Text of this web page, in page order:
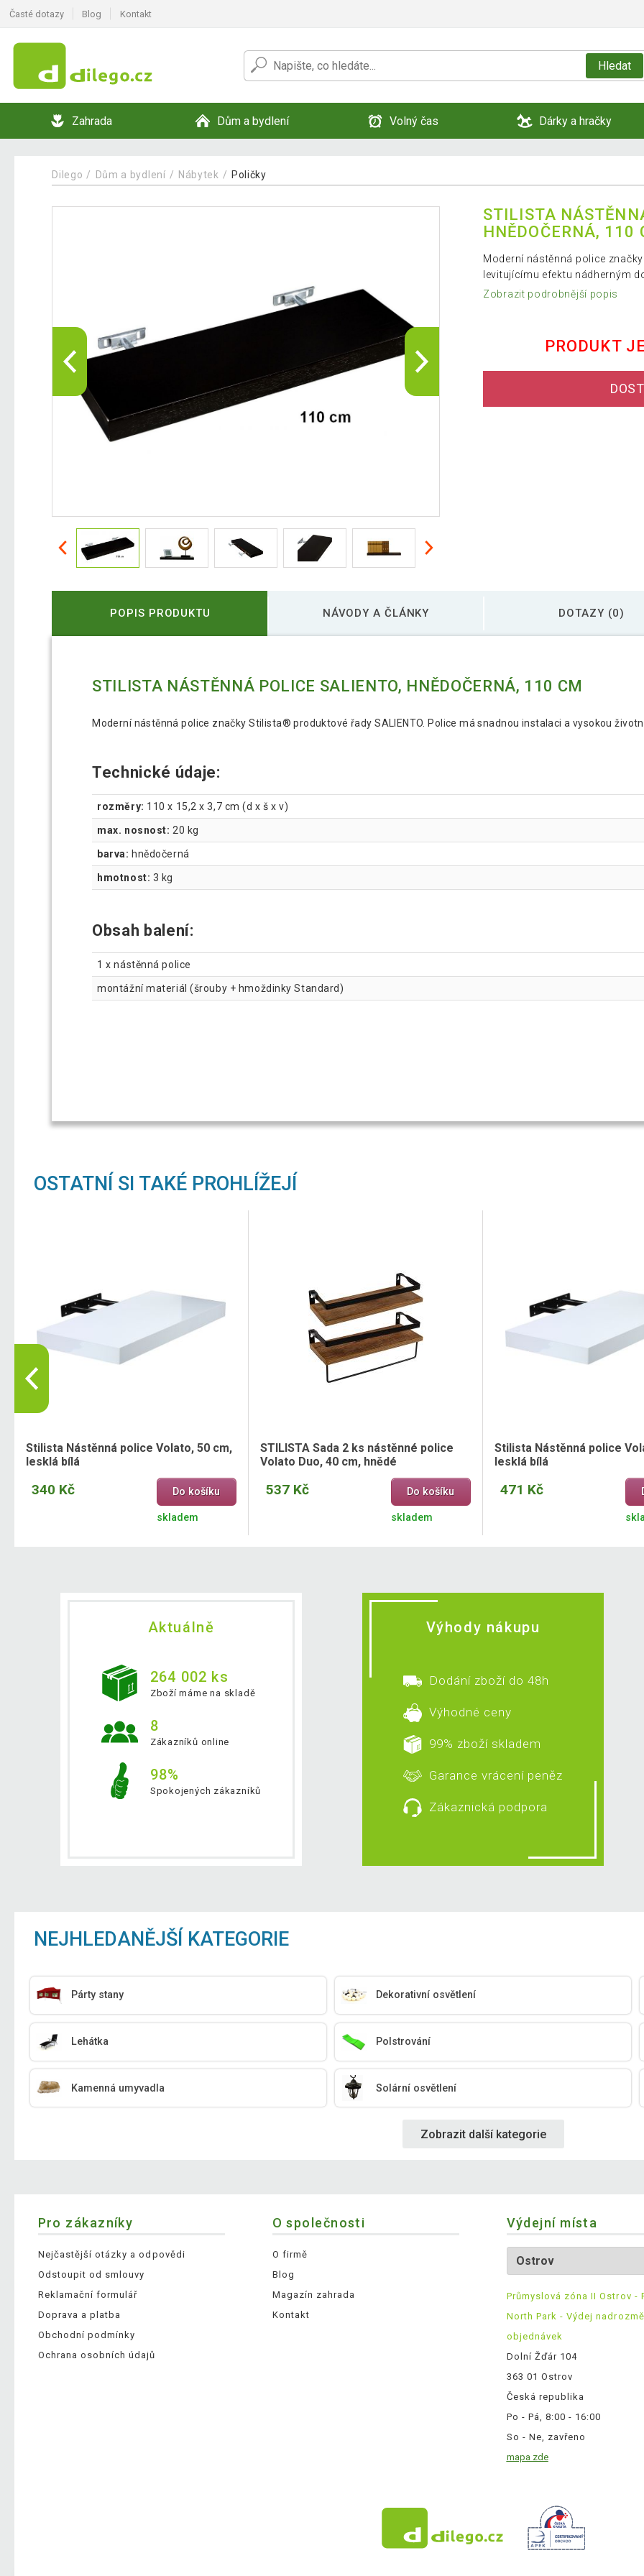
Časté dotazy Blog Kontakt
Hledat
Zahrada Dům a bydlení Volný čas Dárky a hračky
Dilego Dům a bydlení Nábytek Poličky
STILISTA
HNĚDOČERNÁ, 110
Moderní nástěnná police
levitujícímu efektu nádherným
Zobrazit podrobnější popis
PRODUKT
POPIS PRODUKTU NÁVODY A ČLÁNKY DOTAZY (0)
STILISTA NÁSTĚNNÁ POLICE SALIENTO, HNĚDOČERNÁ, 110 CM
Moderní nástěnná police značky Stilista® produktové řady SALIENTO. Police má snadnou instalaci a vysokou
Technické údaje:
rozměry: 110 x 15,2 x 3,7 cm (d x š x v)
max. nosnost: 20 kg
barva: hnědočerná
hmotnost: 3 kg
Obsah balení:
1 x nástěnná police
montážní materiál (šrouby + hmoždinky Standard)
OSTATNÍ SI TAKÉ PROHLÍŽEJÍ
Stilista Nástěnná police Volato, 50 cm,
lesklá bílá
340 Kč Do košíku
skladem
STILISTA Sada 2 ks nástěnné police
Volato Duo, 40 cm, hnědé
537 Kč Do košíku
skladem
Stilista Nástěnná police
lesklá bílá
471 Kč
Aktuálně
264 002 ks
Zboží máme na skladě
8
Zákazníků online
98%
Spokojených zákazníků
Výhody nákupu
Dodání zboží do 48h
Výhodné ceny
99% zboží skladem
Garance vrácení peněz
Zákaznická podpora
NEJHLEDANĚJŠÍ KATEGORIE
Párty stany Dekorativní osvětlení
Lehátka Polstrování
Kamenná umyvadla Solární osvětlení
Zobrazit další kategorie
Pro zákazníky
Nejčastější otázky a odpovědi
Odstoupit od smlouvy
Reklamační formulář
Doprava a platba
Obchodní podmínky
Ochrana osobních údajů
O společnosti
O firmě
Blog
Magazín zahrada
Kontakt
Výdejní místa
Průmyslová zóna II Ostrov -
North Park - Výdej
objednávek
Dolní Žďár 104
363 01 Ostrov
Česká republika
Po - Pá, 8:00 - 16:00
So - Ne, zavřeno
mapa zde